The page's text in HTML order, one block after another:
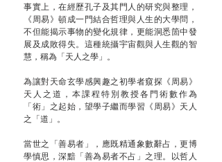
事實上，在經歷孔子及其門人的研究與整理，
《周易》頓成一門結合哲理與人生的大學問，
不但能揭示事物的變化規律，更能洞悉箇中發
展及成敗得失。這種統攝宇宙觀與人生觀的智
慧，稱為「天人之學」。
為讓對天命玄學感興趣之初學者窺探《周易》
天人之道，本課程特別教授各門術數作為
「術」之起始，望學子繼而學習《周易》天人
之「道」。
當世之「善易者」，應既精通象數辭占，更博
學慎思，深黯「善為易者不占」之理。以哲人